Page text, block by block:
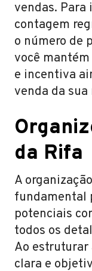
vendas. Para
contagem
o número de
você
e incentiva
venda da
da Rifa
A
fundamental
potenciais
todos os
Ao estruturar
clara e